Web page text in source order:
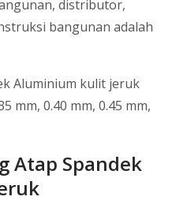
distributor,
bangunan adalah
Aluminium kulit jeruk
mm, 0.40 mm, 0.45 mm,
Atap Spandek